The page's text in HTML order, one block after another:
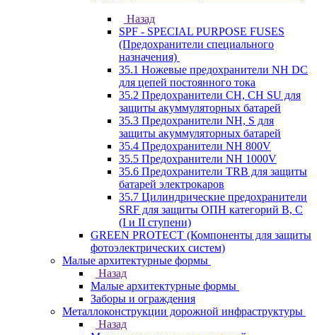
Назад
SPF - SPECIAL PURPOSE FUSES
(Предохранители специального
назначения)
35.1 Ножевые предохранители NH DC
для цепей постоянного тока
35.2 Предохранители CH, CH SU для
защиты акуммуляторных батарей
35.3 Предохранители NH, S для
защиты акуммуляторных батарей
35.4 Предохранители NH 800V
35.5 Предохранители NH 1000V
35.6 Предохранители TRB для защиты
батарей электрокаров
35.7 Цилиндрические предохранители
SRF для защиты ОПН категорий B, C
(I и II ступени)
GREEN PROTECT (Компоненты для защиты
фотоэлектрических систем)
Малые архитектурные формы
Назад
Малые архитектурные формы
Заборы и ограждения
Металлоконструкции дорожной инфраструктуры
Назад